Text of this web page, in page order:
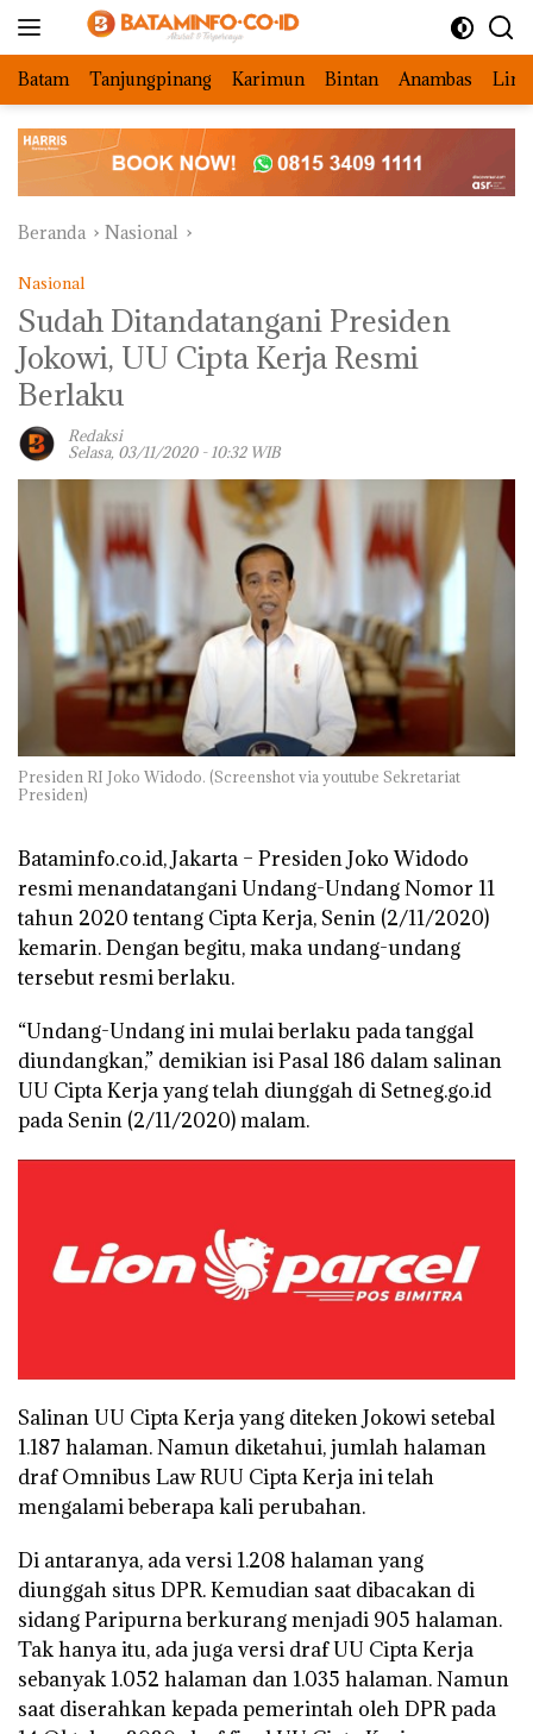
Batam Tanjungpinang Karimun Bintan Anambas
Beranda Nasional
Nasional
Sudah Ditandatangani Presiden
Jokowi, UU Cipta Kerja Resmi
Berlaku
Redaksi
Selasa, 03/11/2020 - 10:32 WIB
Presiden RI Joko Widodo. (Screenshot via youtube Sekretariat
Presiden)
Bataminfo.co.id, Jakarta – Presiden Joko Widodo
resmi menandatangani Undang-Undang Nomor 11
tahun 2020 tentang Cipta Kerja, Senin (2/11/2020)
kemarin. Dengan begitu, maka undang-undang
tersebut resmi berlaku.
“Undang-Undang ini mulai berlaku pada tanggal
diundangkan,” demikian isi Pasal 186 dalam salinan
UU Cipta Kerja yang telah diunggah di Setneg.go.id
pada Senin (2/11/2020) malam.
Salinan UU Cipta Kerja yang diteken Jokowi setebal
1.187 halaman. Namun diketahui, jumlah halaman
draf Omnibus Law RUU Cipta Kerja ini telah
mengalami beberapa kali perubahan.
Di antaranya, ada versi 1.208 halaman yang
diunggah situs DPR. Kemudian saat dibacakan di
sidang Paripurna berkurang menjadi 905 halaman.
Tak hanya itu, ada juga versi draf UU Cipta Kerja
sebanyak 1.052 halaman dan 1.035 halaman. Namun
saat diserahkan kepada pemerintah oleh DPR pada